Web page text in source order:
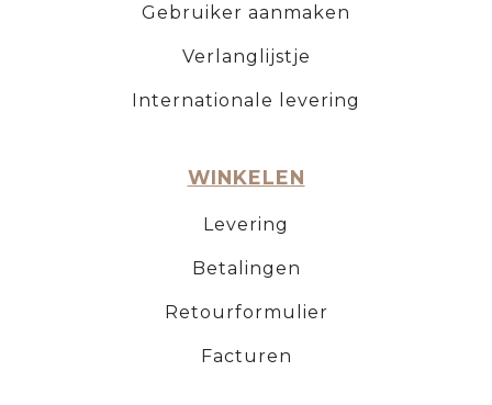
Gebruiker aanmaken
Verlanglijstje
Internationale levering
WINKELEN
Levering
Betalingen
Retourformulier
Facturen